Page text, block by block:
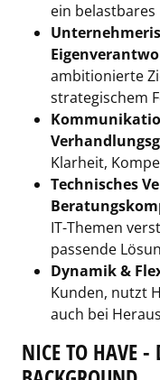
ein
ambitionierte
strategischem
Klarheit,
Technisches
IT-Themen
passende
Dynamik &
Kunden, nutzt
auch bei
NICE TO HAVE -